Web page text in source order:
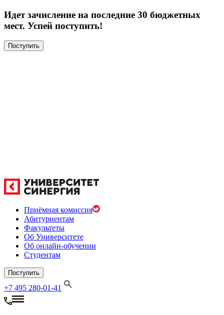
Идет зачисление на последние 30 бюджетных
мест. Успей поступить!
Поступить
Приёмная комиссия
Абитуриентам
Факультеты
Об Университете
Об онлайн-обучении
Студентам
Поступить
+7 495 280-01-41